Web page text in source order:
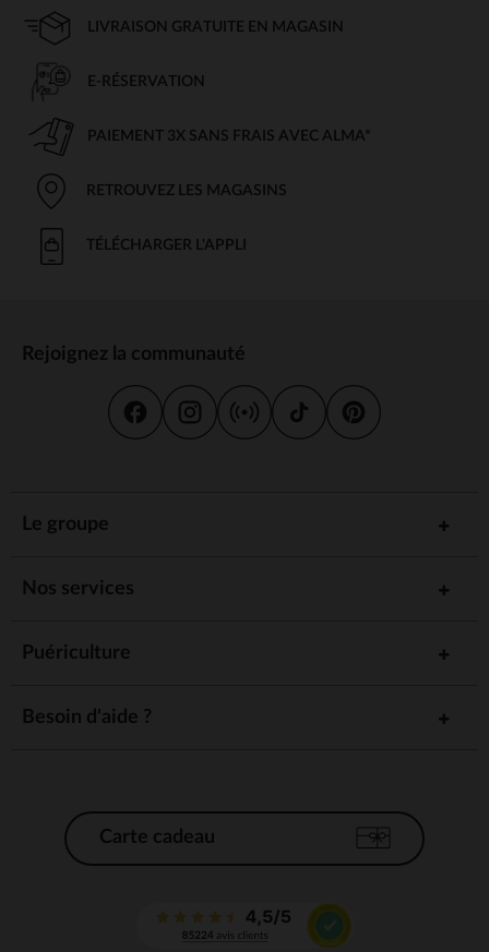
LIVRAISON GRATUITE EN MAGASIN
E-RÉSERVATION
PAIEMENT 3X SANS FRAIS AVEC ALMA*
RETROUVEZ LES MAGASINS
TÉLÉCHARGER L'APPLI
Rejoignez la communauté
Le groupe
Nos services
Puériculture
Besoin d'aide ?
Carte cadeau